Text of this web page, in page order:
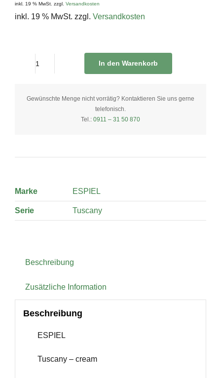
inkl. 19 % MwSt. zzgl. Versandkosten
inkl. 19 % MwSt. zzgl. Versandkosten
cm
In den Warenkorb
Gewünschte Menge nicht vorrätig? Kontaktieren Sie uns gerne
telefonisch.
Tel.: 0911 – 31 50 870
Marke ESPIEL
Serie Tuscany
Beschreibung
Zusätzliche Information
Beschreibung
ESPIEL
Tuscany – cream